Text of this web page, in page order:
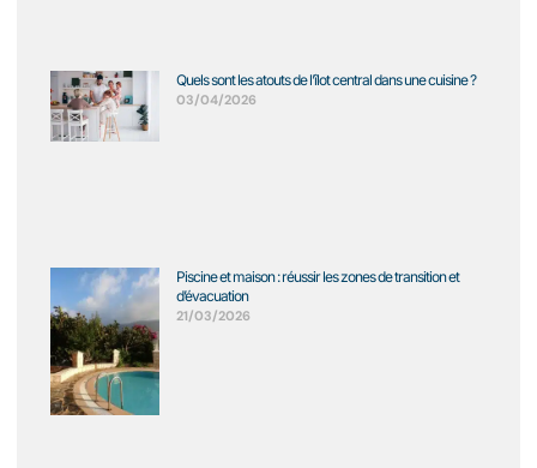
Quels sont les atouts de l’îlot central dans une cuisine ?
03/04/2026
Piscine et maison : réussir les zones de transition et
d’évacuation
21/03/2026